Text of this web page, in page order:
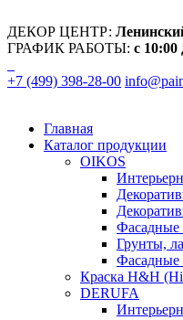
ДЕКОР ЦЕНТР:
ГРАФИК РАБОТЫ: с 10:00
+7 (499) 398-28-00
Главная
Каталог продукции
OIKOS
Фасадные
Грунты,
Фасадные
Краска H&H
DERUFA